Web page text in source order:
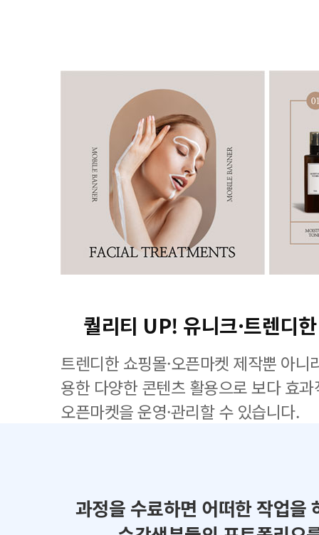
퀄리티 UP! 유니크·트렌디
트렌디한 쇼핑몰·오픈마켓 제작뿐 아
용한 다양한 콘텐츠 활용으로 보다 효
오픈마켓을 운영·관리할 수 있습니다.
과정을 수료하면 어떠한 작업을